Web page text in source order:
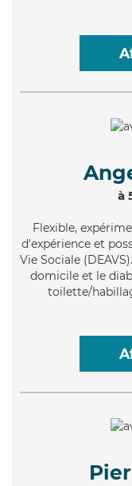
à
Flexible,
d'expérience et
Vie Sociale
domicile et le
toilette/